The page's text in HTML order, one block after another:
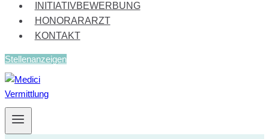
INITIATIVBEWERBUNG
HONORARARZT
KONTAKT
Stellenanzeigen